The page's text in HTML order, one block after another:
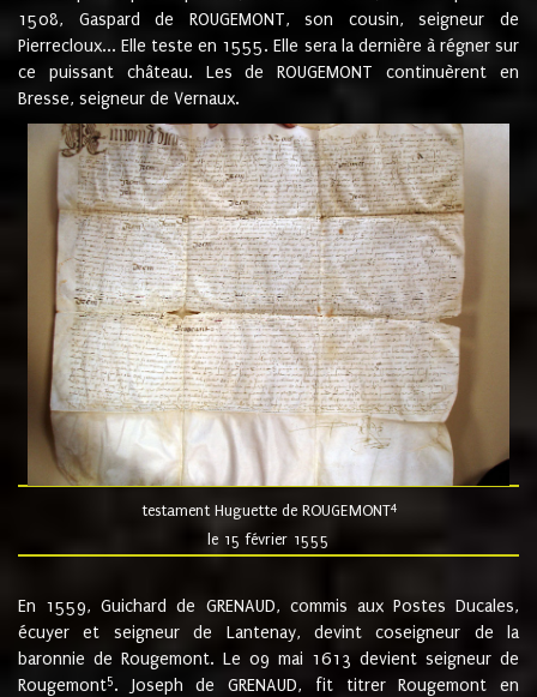
1508, Gaspard de ROUGEMONT, son cousin, seigneur de
Pierrecloux... Elle teste en 1555. Elle sera la dernière à régner sur
ce puissant château. Les de ROUGEMONT continuèrent en
Bresse, seigneur de Vernaux.
testament Huguette de ROUGEMONT4
le 15 février 1555
En 1559, Guichard de GRENAUD, commis aux Postes Ducales,
écuyer et seigneur de Lantenay, devint coseigneur de la
baronnie de Rougemont. Le 09 mai 1613 devient seigneur de
Rougemont5. Joseph de GRENAUD, fit titrer Rougemont en